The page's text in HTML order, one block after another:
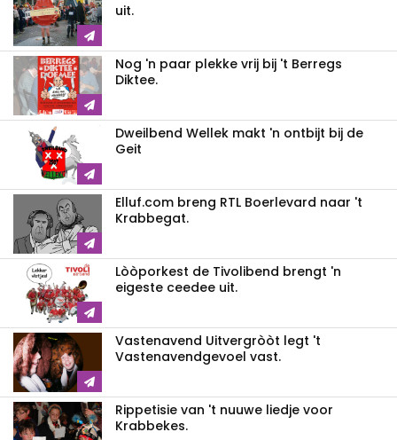
uit.
Nog 'n paar plekke vrij bij 't Berregs
Diktee.
Dweilbend Wellek makt 'n ontbijt bij de
Geit
Elluf.com breng RTL Boerlevard naar 't
Krabbegat.
Lòòporkest de Tivolibend brengt 'n
eigeste ceedee uit.
Vastenavend Uitvergròòt legt 't
Vastenavendgevoel vast.
Rippetisie van 't nuuwe liedje voor
Krabbekes.